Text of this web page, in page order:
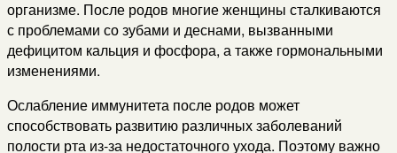
организме. После родов многие женщины сталкиваются
с проблемами со зубами и деснами, вызванными
дефицитом кальция и фосфора, а также гормональными
изменениями.
Ослабление иммунитета после родов может
способствовать развитию различных заболеваний
полости рта из-за недостаточного ухода. Поэтому важно